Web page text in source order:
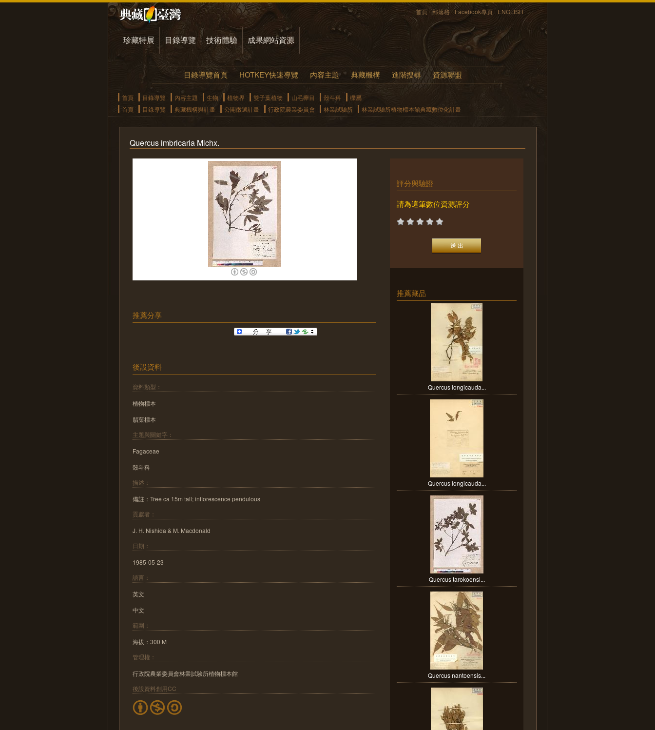
首頁 部落格 Facebook專頁 ENGLISH
珍藏特展 目錄導覽 技術體驗 成果網站資源
目錄導覽首頁 HOTKEY快速導覽 內容主題 典藏機構 進階搜尋 資源聯盟
首頁 目錄導覽 內容主題 生物 植物界 雙子葉植物 山毛櫸目 殼斗科
櫟屬
首頁
目錄導覽 典藏機構與計畫 公開徵選計畫 行政院農業委員會 林業試驗所 林業試驗所植物標本館典藏數位化計畫
Quercus imbricaria Michx.
推薦分享
後設資料
資料類型：
植物標本
腊葉標本
主題與關鍵字：
Fagaceae
殼斗科
描述：
備註：Tree ca 15m tall; inflorescence pendulous
貢獻者：
J. H. Nishida & M. Macdonald
日期：
1985-05-23
語言：
英文
中文
範圍：
海拔：300 M
管理權：
行政院農業委員會林業試驗所植物標本館
後設資料創用CC
評分與驗證
請為這筆數位資源評分
推薦藏品
Quercus longicauda...
Quercus longicauda...
Quercus tarokoensi...
Quercus nantoensis...